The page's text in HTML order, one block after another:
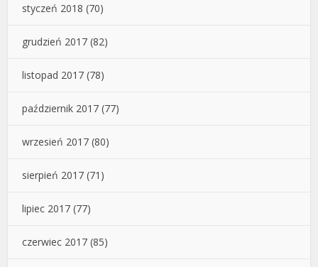
styczeń 2018 (70)
grudzień 2017 (82)
listopad 2017 (78)
październik 2017 (77)
wrzesień 2017 (80)
sierpień 2017 (71)
lipiec 2017 (77)
czerwiec 2017 (85)